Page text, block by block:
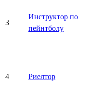
3
Инструктор по
пейнтболу
4 Риелтор